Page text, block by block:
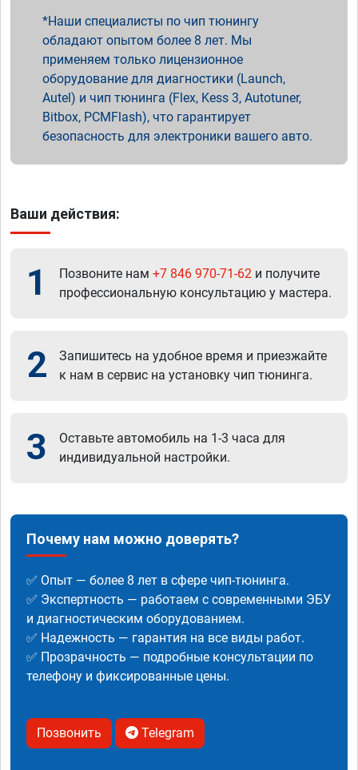
Наши специалисты по чип тюнингу
обладают опытом более 8 лет. Мы
применяем только лицензионное
оборудование для диагностики (Launch,
Autel) и чип тюнинга (Flex, Kess 3, Autotuner,
Bitbox, PCMFlash), что гарантирует
безопасность для электроники вашего авто.
Ваши действия:
1 Позвоните нам +7 846 970-71-62 и получите
профессиональную консультацию у мастера.
2
Запишитесь на удобное время и приезжайте
к нам в сервис на установку чип тюнинга.
3
Оставьте автомобиль на 1-3 часа для
индивидуальной настройки.
Почему нам можно доверять?
✅ Опыт — более 8 лет в сфере чип-тюнинга.
✅ Экспертность — работаем с современными ЭБУ
и диагностическим оборудованием.
✅ Надежность — гарантия на все виды работ.
✅ Прозрачность — подробные консультации по
телефону и фиксированные цены.
Позвонить Telegram